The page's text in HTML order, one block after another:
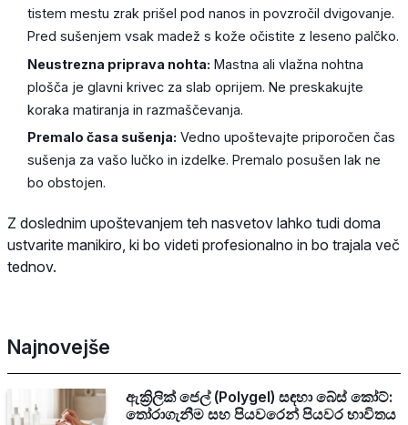
tistem mestu zrak prišel pod nanos in povzročil dvigovanje.
Pred sušenjem vsak madež s kože očistite z leseno palčko.
Neustrezna priprava nohta: Mastna ali vlažna nohtna
plošča je glavni krivec za slab oprijem. Ne preskakujte
koraka matiranja in razmaščevanja.
Premalo časa sušenja: Vedno upoštevajte priporočen čas
sušenja za vašo lučko in izdelke. Premalo posušen lak ne
bo obstojen.
Z doslednim upoštevanjem teh nasvetov lahko tudi doma
ustvarite manikiro, ki bo videti profesionalno in bo trajala več
tednov.
Najnovejše
ඇක්‍රිලික් ජෙල් (Polygel) සඳහා බේස් කෝට්:
තෝරාගැනීම සහ පියවරෙන් පියවර භාවිතය